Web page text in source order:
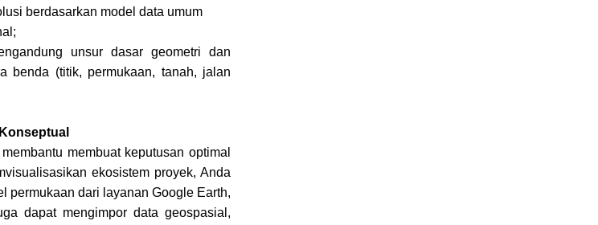
berdasarkan model data umum
unsur dasar geometri dan
benda (titik, permukaan, tanah, jalan
membuat keputusan optimal
ekosistem proyek, Anda
permukaan dari layanan Google Earth,
dapat mengimpor data geospasial,